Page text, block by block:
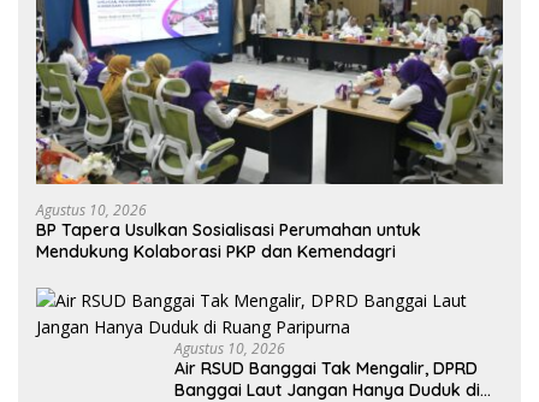
Agustus 10, 2026
BP Tapera Usulkan Sosialisasi Perumahan untuk
Mendukung Kolaborasi PKP dan Kemendagri
Agustus 10, 2026
Air RSUD Banggai Tak Mengalir, DPRD
Banggai Laut Jangan Hanya Duduk di